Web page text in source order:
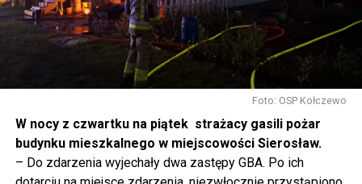
tak to traktujemy. Jesteśmy dzisiaj w Wolinie. Często to
mówię, tutaj, na wyspie Wolin, na wyspie Uznam, Polska
się tutaj nie kończy, Polska się tutaj zaczyna.
Gdyby nie determinacja rządu Prawa i Sprawiedliwości,
to tunel pod Świną do dzisiaj byłby w sferze
projektowania i dyskusji. Ważny tutaj był wkład
samorządu, ale to rząd PiS podjął w tej sprawie
najważniejsze decyzje. Powstał dzięki ogromnej
determinacji rządu najpierw Pani Premier Beaty Szydło,
Foto: OSP Kołczewo
W nocy z czwartku na piątek strażacy gasili pożar
budynku mieszkalnego w miejscowości Sierosław.
– Do zdarzenia wyjechały dwa zastępy GBA. Po ich